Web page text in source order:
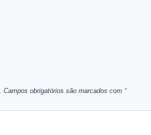
Campos obrigatórios são marcados com *